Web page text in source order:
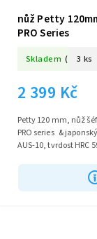
nůž Petty
PRO Series
Skladem ( 3 ks
2 399 Kč
Petty 120 mm, nůž šéfkuchaře Kanetsune AUS 10
PRO series & japonský kuchařský nůž & nerez. ocel